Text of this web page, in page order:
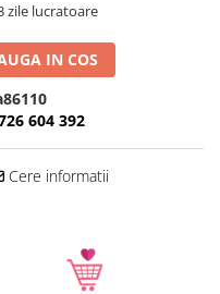
zile lucratoare
IN COS
604 392
Cere informatii